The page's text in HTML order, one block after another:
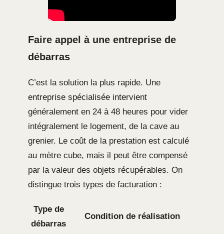
Faire appel à une entreprise de
débarras
C’est la solution la plus rapide. Une
entreprise spécialisée intervient
généralement en 24 à 48 heures pour vider
intégralement le logement, de la cave au
grenier. Le coût de la prestation est calculé
au mètre cube, mais il peut être compensé
par la valeur des objets récupérables. On
distingue trois types de facturation :
Type de
débarras
Condition de réalisation